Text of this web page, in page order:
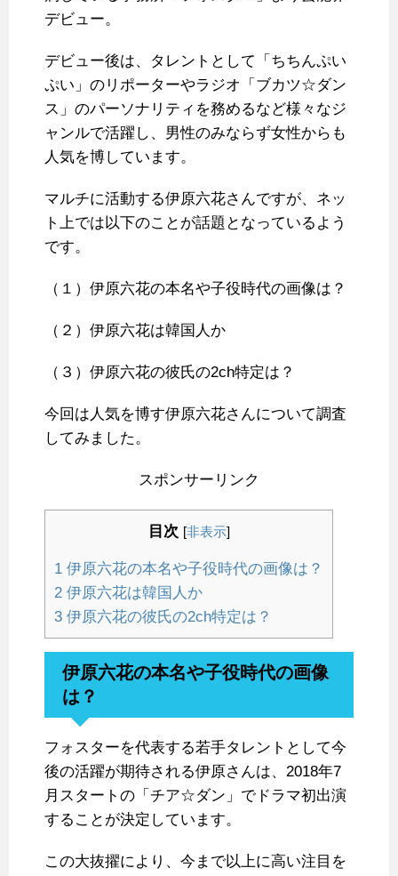
デビュー。
デビュー後は、タレントとして「ちちんぷい
ぷい」のリポーターやラジオ「ブカツ☆ダン
ス」のパーソナリティを務めるなど様々なジ
ャンルで活躍し、男性のみならず女性からも
人気を博しています。
マルチに活動する伊原六花さんですが、ネッ
ト上では以下のことが話題となっているよう
です。
（１）伊原六花の本名や子役時代の画像は？
（２）伊原六花は韓国人か
（３）伊原六花の彼氏の2ch特定は？
今回は人気を博す伊原六花さんについて調査
してみました。
スポンサーリンク
目次 [非表示]
1 伊原六花の本名や子役時代の画像は？
2 伊原六花は韓国人か
3 伊原六花の彼氏の2ch特定は？
伊原六花の本名や子役時代の画像
は？
フォスターを代表する若手タレントとして今
後の活躍が期待される伊原さんは、2018年7
月スタートの「チア☆ダン」でドラマ初出演
することが決定しています。
この大抜擢により、今まで以上に高い注目を